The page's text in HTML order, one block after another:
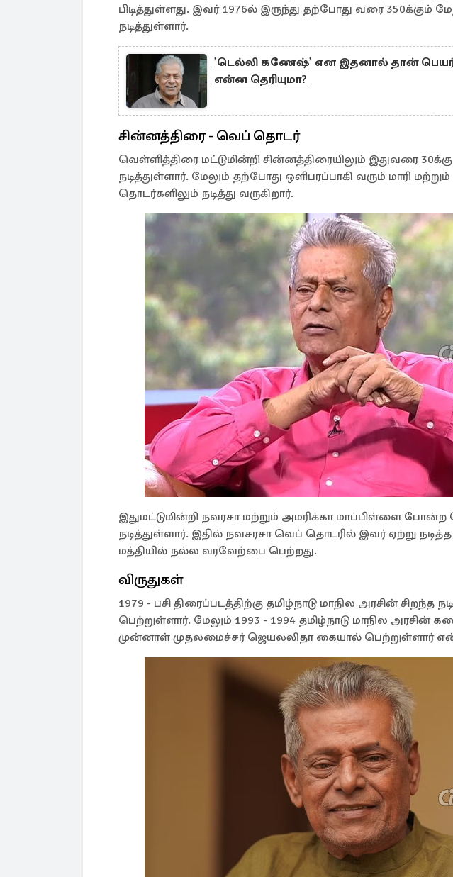
பிடித்துள்ளது. இவர் 1976ல் இருந்து தற்போது வரை 350க்கும்
நடித்துள்ளார்.
’டெல்லி கணேஷ்’ என இதனால் தான் பெயர்
என்ன தெரியுமா?
சின்னத்திரை - வெப் தொடர்
வெள்ளித்திரை மட்டுமின்றி சின்னத்திரையிலும் இதுவரை
நடித்துள்ளார். மேலும் தற்போது ஒளிபரப்பாகி வரும் மாரி
தொடர்களிலும் நடித்து வருகிறார்.
இதுமட்டுமின்றி நவரசா மற்றும் அமரிக்கா மாப்பிள்ளை
நடித்துள்ளார். இதில் நவசரசா வெப் தொடரில் இவர் ஏற்று நடித்த
மத்தியில் நல்ல வரவேற்பை பெற்றது.
விருதுகள்
1979 - பசி திரைப்படத்திற்கு தமிழ்நாடு மாநில அரசின் சிறந்த
பெற்றுள்ளார். மேலும் 1993 - 1994 தமிழ்நாடு மாநில அரசின்
முன்னாள் முதலமைச்சர் ஜெயலலிதா கையால் பெற்றுள்ளார்